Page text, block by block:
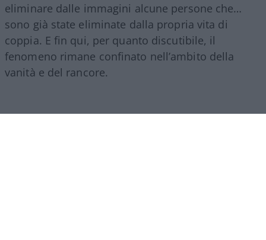
eliminare dalle immagini alcune persone che…
sono già state eliminate dalla propria vita di
coppia. E fin qui, per quanto discutibile, il
fenomeno rimane confinato nell’ambito della
vanità e del rancore.